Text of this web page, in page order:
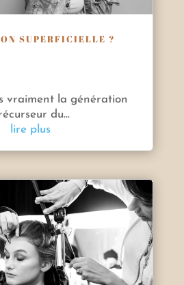
SUPERFICIELLE ?
vraiment la génération
du...
lire plus